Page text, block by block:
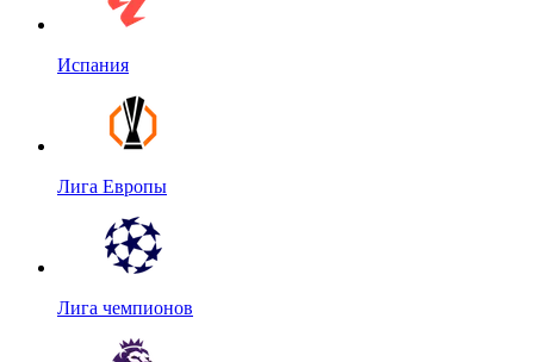
Испания
Лига Европы
Лига чемпионов